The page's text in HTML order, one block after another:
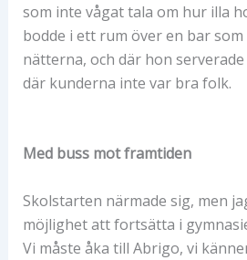
som inte vågat tala om hur illa
bodde i ett rum över en bar
nätterna, och där hon serverade
där kunderna inte var bra folk.
Med buss mot framtiden
Skolstarten närmade sig, men
möjlighet att fortsätta i
Vi måste åka till Abrigo, vi